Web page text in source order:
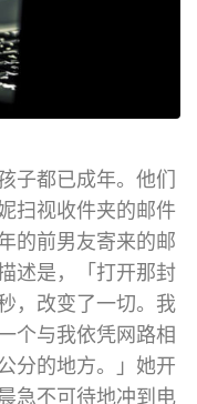
子都已成年。他们
扫视收件夹的邮件
的前男友寄来的邮
述是，「打开那封
，改变了一切。我
个与我依凭网路相
分的地方。」她开
急不可待地冲到电